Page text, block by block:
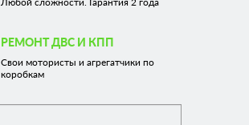
РЕМОНТ ДВС И КПП
Свои мотористы и агрегатчики по
коробкам